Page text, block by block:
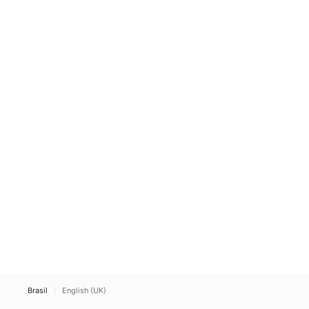
Brasil English (UK)